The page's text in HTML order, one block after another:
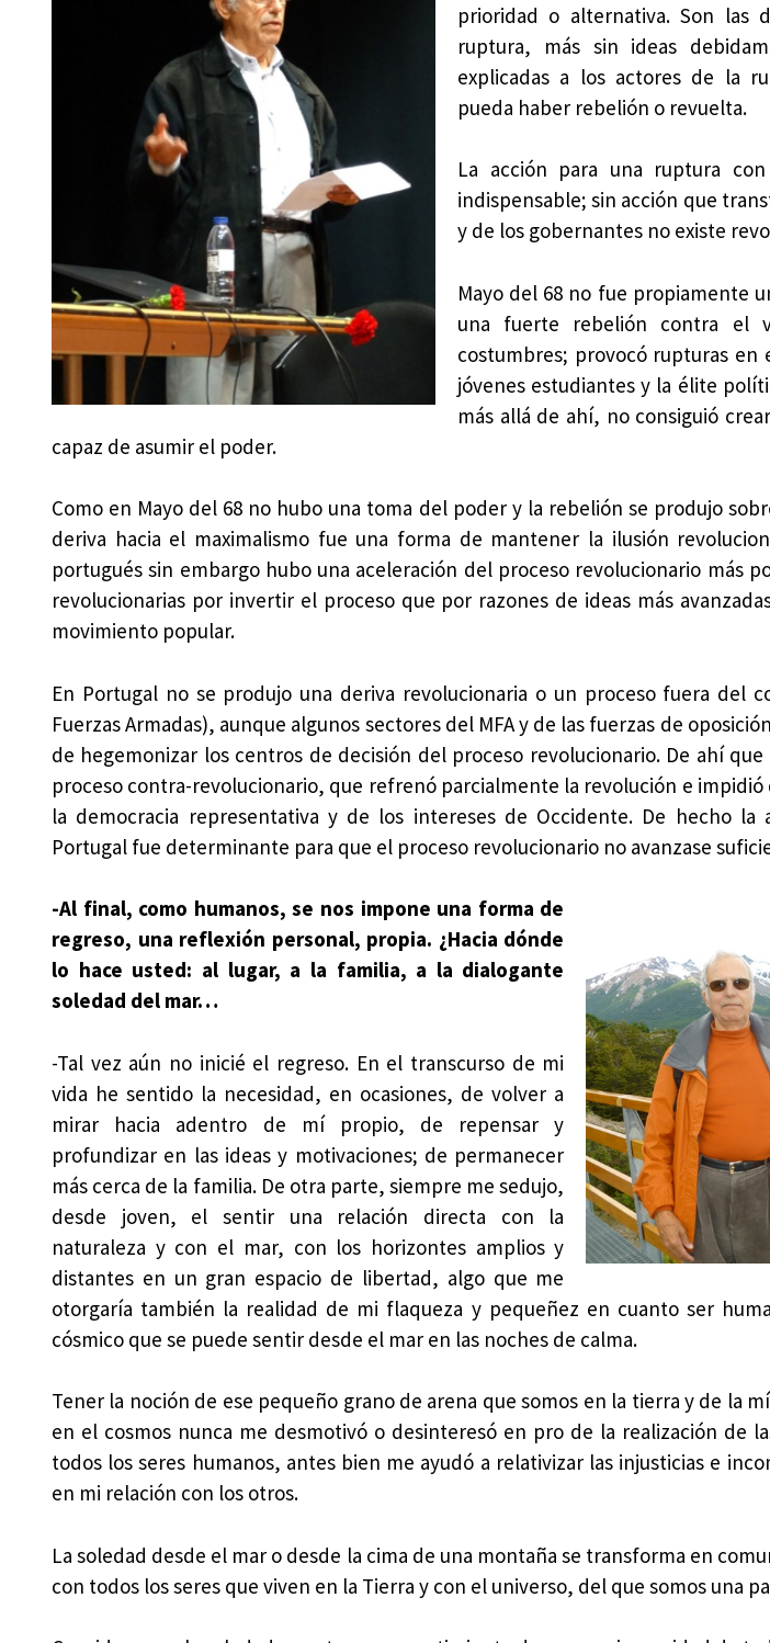
prioridad o alternativa. Son las
ruptura, más sin ideas
explicadas a los actores de la
pueda haber rebelión o revuelta.
La acción para una ruptura
indispensable; sin acción que
y de los gobernantes no existe
Mayo del 68 no fue propiamente
una fuerte rebelión contra el
costumbres; provocó rupturas
jóvenes estudiantes y la élite
más allá de ahí, no consiguió
capaz de asumir el poder.
Como en Mayo del 68 no hubo una toma del poder y la rebelión se produjo
deriva hacia el maximalismo fue una forma de mantener la ilusión
portugués sin embargo hubo una aceleración del proceso revolucionario más
revolucionarias por invertir el proceso que por razones de ideas más
movimiento popular.
En Portugal no se produjo una deriva revolucionaria o un proceso fuera del
Fuerzas Armadas), aunque algunos sectores del MFA y de las fuerzas de
de hegemonizar los centros de decisión del proceso revolucionario. De ahí
proceso contra-revolucionario, que refrenó parcialmente la revolución e
la democracia representativa y de los intereses de Occidente. De hecho la
Portugal fue determinante para que el proceso revolucionario no avanzase
-Al final, como humanos, se nos impone una forma de
regreso, una reflexión personal, propia. ¿Hacia dónde
lo hace usted: al lugar, a la familia, a la dialogante
soledad del mar…
-Tal vez aún no inicié el regreso. En el transcurso de mi
vida he sentido la necesidad, en ocasiones, de volver a
mirar hacia adentro de mí propio, de repensar y
profundizar en las ideas y motivaciones; de permanecer
más cerca de la familia. De otra parte, siempre me sedujo,
desde joven, el sentir una relación directa con la
naturaleza y con el mar, con los horizontes amplios y
distantes en un gran espacio de libertad, algo que me
otorgaría también la realidad de mi flaqueza y pequeñez en cuanto ser
cósmico que se puede sentir desde el mar en las noches de calma.
Tener la noción de ese pequeño grano de arena que somos en la tierra y de la
en el cosmos nunca me desmotivó o desinteresó en pro de la realización de
todos los seres humanos, antes bien me ayudó a relativizar las injusticias e
en mi relación con los otros.
La soledad desde el mar o desde la cima de una montaña se transforma en
con todos los seres que viven en la Tierra y con el universo, del que somos una